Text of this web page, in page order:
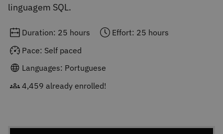
linguagem SQL.
Duration: 25 hours
Effort: 25 hours
Pace: Self paced
Languages: Portuguese
4,459 already enrolled!